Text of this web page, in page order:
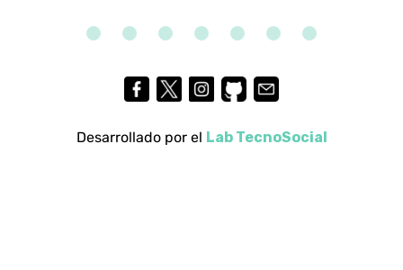
Desarrollado por el Lab TecnoSocial